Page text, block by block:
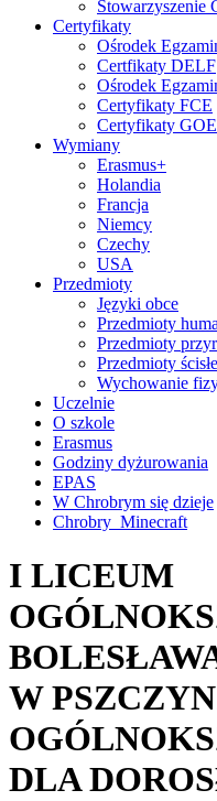
Stowarzyszenie
Certyfikaty
Ośrodek
Certfikaty DELF
Ośrodek
Certyfikaty FCE
Certyfikaty
Wymiany
Erasmus+
Holandia
Francja
Niemcy
Czechy
USA
Przedmioty
Języki obce
Przedmioty
Przedmioty
Przedmioty ścisłe
Wychowanie
Uczelnie
O szkole
Erasmus
Godziny dyżurowania
EPAS
W Chrobrym się dzieje
Chrobry_Minecraft
I LICEUM
W
DLA